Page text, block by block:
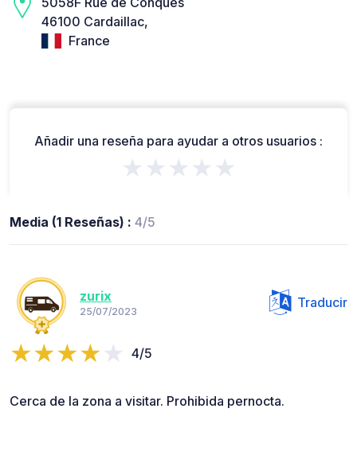
46100 Cardaillac,
France
Añadir una reseña para ayudar a otros usuarios :
★★★★★
Media (1 Reseñas) : 4/5
zurix
25/07/2023
Traducir
4/5
Cerca de la zona a visitar. Prohibida pernocta.